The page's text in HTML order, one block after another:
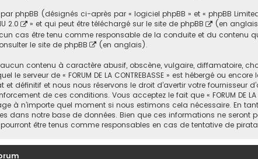
phpBB (désignés ci-après par « logiciel phpBB » et « phpBB
2.0
» et qui peut être téléchargé sur le site de phpBB
(en
cas être tenu comme responsable de la conduite et du contenu
le site de phpBB (en anglais).
contenu à caractère abusif, obscène, vulgaire, diffamatoire,
le serveur de « FORUM DE LA CONTREBASSE » est hébergé ou
définitif et nous nous réservons le droit d’avertir votre fournisseur
de ces conditions. Vous acceptez le fait que « FORUM DE
à n’importe quel moment si nous estimons cela nécessaire. En
dans notre base de données. Bien que ces informations ne seront
ne pourront être tenus comme responsables en cas de tentative de